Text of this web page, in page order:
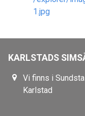
KARLSTADS
Vi finns i
Karlstad